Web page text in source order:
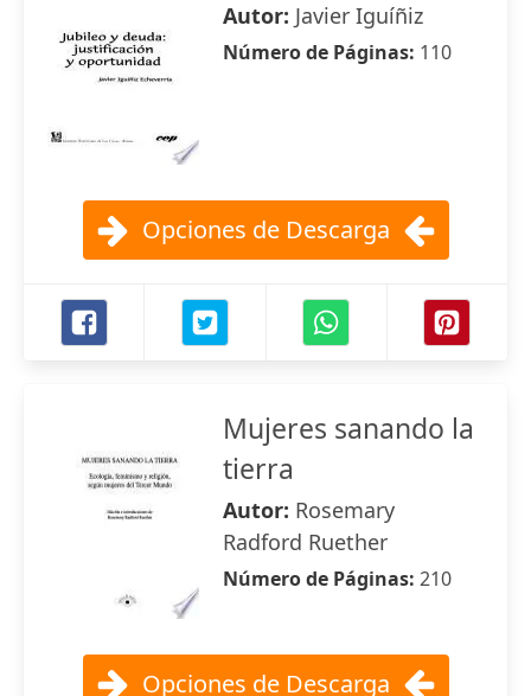
Autor: Javier Iguíñiz
Número de Páginas: 110
Opciones de Descarga
Mujeres sanando la
tierra
Autor: Rosemary
Radford Ruether
Número de Páginas: 210
Opciones de Descarga